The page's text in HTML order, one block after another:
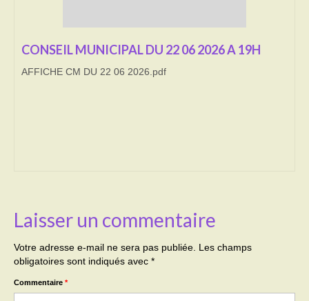
Cimetière
CONSEIL MUNICIPAL DU 22 06 2026 A 19H
AFFICHE CM DU 22 06 2026.pdf
Laisser un commentaire
Votre adresse e-mail ne sera pas publiée. Les champs
obligatoires sont indiqués avec *
Commentaire *